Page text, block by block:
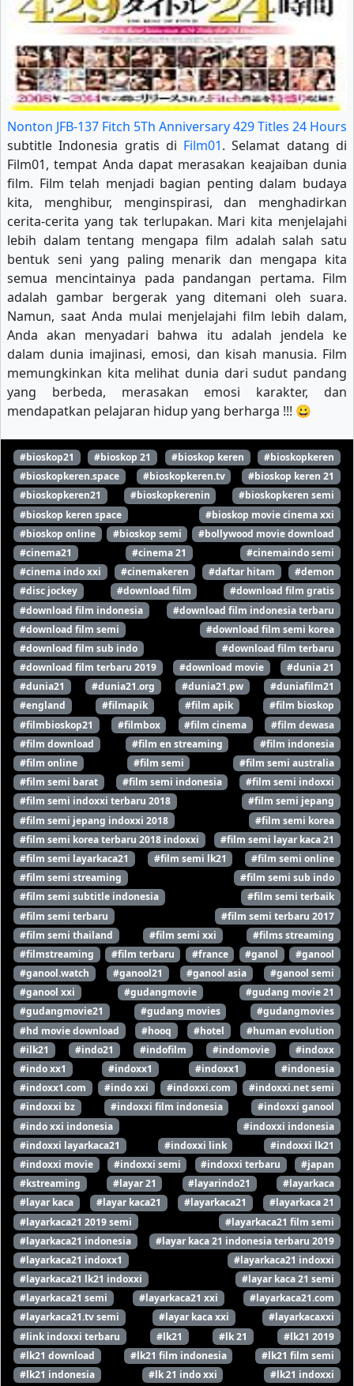
Nonton JFB-137 Fitch 5Th Anniversary 429 Titles 24 Hours
subtitle Indonesia gratis di Film01. Selamat datang di
Film01, tempat Anda dapat merasakan keajaiban dunia
film. Film telah menjadi bagian penting dalam budaya
kita, menghibur, menginspirasi, dan menghadirkan
cerita-cerita yang tak terlupakan. Mari kita menjelajahi
lebih dalam tentang mengapa film adalah salah satu
bentuk seni yang paling menarik dan mengapa kita
semua mencintainya pada pandangan pertama. Film
adalah gambar bergerak yang ditemani oleh suara.
Namun, saat Anda mulai menjelajahi film lebih dalam,
Anda akan menyadari bahwa itu adalah jendela ke
dalam dunia imajinasi, emosi, dan kisah manusia. Film
memungkinkan kita melihat dunia dari sudut pandang
yang berbeda, merasakan emosi karakter, dan
mendapatkan pelajaran hidup yang berharga !!! 😀
#bioskop21 #bioskop 21 #bioskop keren
#bioskopkeren
#bioskopkeren.space
#bioskopkeren.tv
#bioskop keren 21
#bioskopkeren21
#bioskopkerenin
#bioskopkeren semi
#bioskop keren space
#bioskop movie cinema xxi
#bioskop online
#bioskop semi
#bollywood movie download
#cinema21
#cinema 21
#cinemaindo semi
#cinema indo xxi
#cinemakeren #daftar hitam
#demon
#disc jockey
#download film
#download film gratis
#download film indonesia
#download film indonesia terbaru
#download film semi
#download film semi korea
#download film sub indo
#download film terbaru
#download film terbaru 2019
#download movie
#dunia 21
#dunia21
#dunia21.org #dunia21.pw
#duniafilm21
#england
#filmapik #film apik
#film bioskop
#filmbioskop21
#filmbox #film cinema
#film dewasa
#film download
#film en streaming
#film indonesia
#film online
#film semi
#film semi australia
#film semi barat
#film semi indonesia
#film semi indoxxi
#film semi indoxxi terbaru 2018
#film semi jepang
#film semi jepang indoxxi 2018
#film semi korea
#film semi korea terbaru 2018 indoxxi
#film semi layar kaca 21
#film semi layarkaca21
#film semi lk21
#film semi online
#film semi streaming
#film semi sub indo
#film semi subtitle indonesia
#film semi terbaik
#film semi terbaru
#film semi terbaru 2017
#film semi thailand
#film semi xxi
#films streaming
#filmstreaming
#film terbaru #france #ganol
#ganool
#ganool.watch
#ganool21 #ganool asia
#ganool semi
#ganool xxi
#gudangmovie
#gudang movie 21
#gudangmovie21
#gudang movies
#gudangmovies
#hd movie download
#hooq #hotel
#human evolution
#ilk21
#indo21 #indofilm #indomovie
#indoxx
#indo xx1
#indoxx1 #indoxx1
#indonesia
#indoxx1.com
#indo xxi #indoxxi.com
#indoxxi.net semi
#indoxxi bz
#indoxxi film indonesia
#indoxxi ganool
#indo xxi indonesia
#indoxxi indonesia
#indoxxi layarkaca21
#indoxxi link
#indoxxi lk21
#indoxxi movie
#indoxxi semi #indoxxi terbaru
#japan
#kstreaming
#layar 21 #layarindo21
#layarkaca
#layar kaca
#layar kaca21 #layarkaca21
#layarkaca 21
#layarkaca21 2019 semi
#layarkaca21 film semi
#layarkaca21 indonesia
#layar kaca 21 indonesia terbaru 2019
#layarkaca21 indoxx1
#layarkaca21 indoxxi
#layarkaca21 lk21 indoxxi
#layar kaca 21 semi
#layarkaca21 semi
#layarkaca21 xxi
#layarkaca21.com
#layarkaca21.tv semi
#layar kaca xxi
#layarkacaxxi
#link indoxxi terbaru
#lk21 #lk 21
#lk21 2019
#lk21 download
#lk21 film indonesia
#lk21 film semi
#lk21 indonesia
#lk 21 indo xxi
#lk21 indoxxi